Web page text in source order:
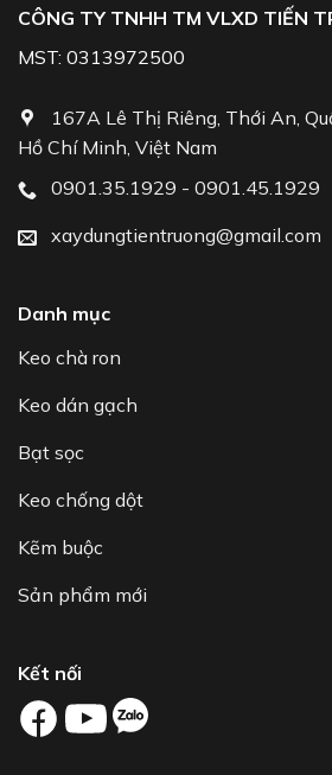
CÔNG TY TNHH TM VLXD TIẾN
MST: 0313972500
167A Lê Thị Riêng, Thới An,
Hồ Chí Minh, Việt Nam
0901.35.1929 - 0901.45.1929
xaydungtientruong@gmail.com
Danh mục
Keo chà ron
Keo dán gạch
Bạt sọc
Keo chống dột
Kẽm buộc
Sản phẩm mới
Kết nối